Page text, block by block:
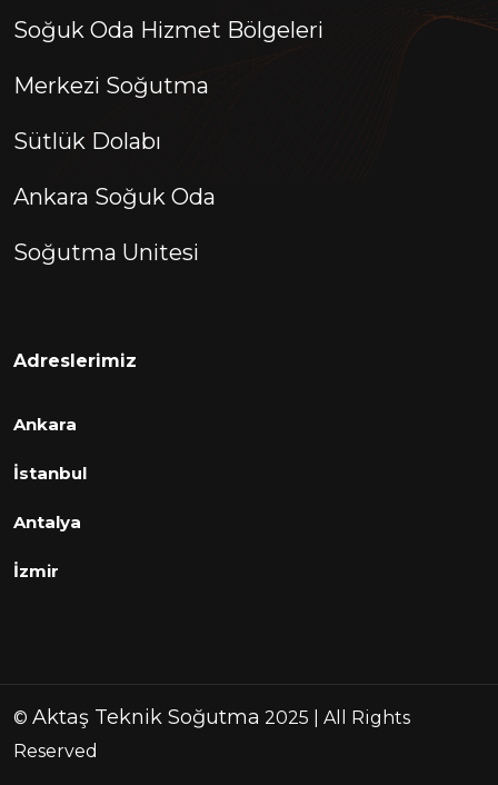
Soğuk Oda Hizmet Bölgeleri
Merkezi Soğutma
Sütlük Dolabı
Ankara Soğuk Oda
Soğutma Unitesi
Adreslerimiz
Ankara
İstanbul
Antalya
İzmir
© Aktaş Teknik Soğutma 2025 | All Rights
Reserved